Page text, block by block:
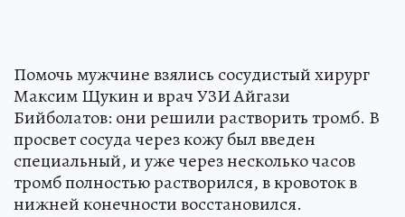
Помочь мужчине взялись сосудистый хирург
Максим Щукин и врач УЗИ Айгази
Бийболатов: они решили растворить тромб. В
просвет сосуда через кожу был введен
специальный, и уже через несколько часов
тромб полностью растворился, в кровоток в
нижней конечности восстановился.